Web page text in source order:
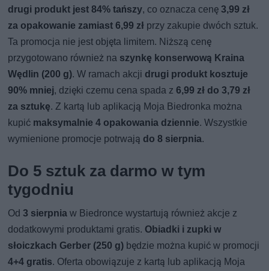
drugi produkt jest 84% tańszy, co oznacza cenę3,99 zł
za opakowanie zamiast 6,99 zł przy zakupie dwóch sztuk.
Ta promocja nie jest objęta limitem. Niższą cenę
przygotowano również na szynkę konserwową Kraina
Wędlin (200 g). W ramach akcji drugi produkt kosztuje
90% mniej, dzięki czemu cena spada z6,99 zł do 3,79 zł
za sztukę. Z kartą lub aplikacją Moja Biedronka można
kupić maksymalnie 4 opakowania dziennie. Wszystkie
wymienione promocje potrwają do 8 sierpnia.
Do 5 sztuk za darmo w tym
tygodniu
Od3 sierpnia w Biedronce wystartują również akcje z
dodatkowymi produktami gratis. Obiadki i zupki w
słoiczkach Gerber (250 g) będzie można kupić w promocji
4+4 gratis. Oferta obowiązuje z kartą lub aplikacją Moja